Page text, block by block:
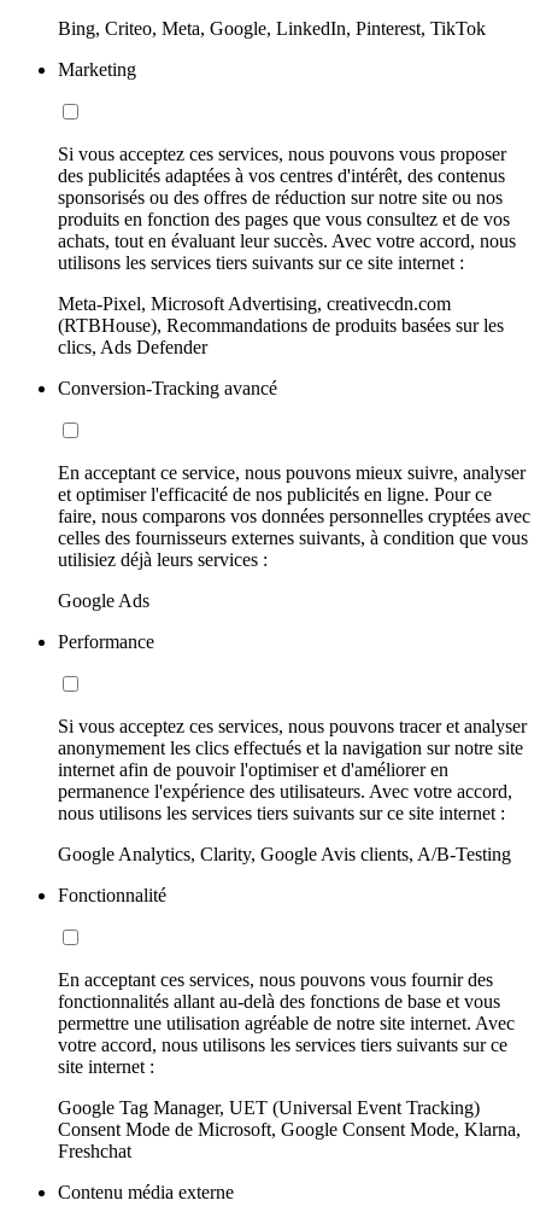
Bing, Criteo, Meta, Google, LinkedIn, Pinterest, TikTok
Marketing
Si vous acceptez ces services, nous pouvons vous proposer
des publicités adaptées à vos centres d'intérêt, des contenus
sponsorisés ou des offres de réduction sur notre site ou nos
produits en fonction des pages que vous consultez et de vos
achats, tout en évaluant leur succès. Avec votre accord, nous
utilisons les services tiers suivants sur ce site internet :
Meta-Pixel, Microsoft Advertising, creativecdn.com
(RTBHouse), Recommandations de produits basées sur les
clics, Ads Defender
Conversion-Tracking avancé
En acceptant ce service, nous pouvons mieux suivre, analyser
et optimiser l'efficacité de nos publicités en ligne. Pour ce
faire, nous comparons vos données personnelles cryptées avec
celles des fournisseurs externes suivants, à condition que vous
utilisiez déjà leurs services :
Google Ads
Performance
Si vous acceptez ces services, nous pouvons tracer et analyser
anonymement les clics effectués et la navigation sur notre site
internet afin de pouvoir l'optimiser et d'améliorer en
permanence l'expérience des utilisateurs. Avec votre accord,
nous utilisons les services tiers suivants sur ce site internet :
Google Analytics, Clarity, Google Avis clients, A/B-Testing
Fonctionnalité
En acceptant ces services, nous pouvons vous fournir des
fonctionnalités allant au-delà des fonctions de base et vous
permettre une utilisation agréable de notre site internet. Avec
votre accord, nous utilisons les services tiers suivants sur ce
site internet :
Google Tag Manager, UET (Universal Event Tracking)
Consent Mode de Microsoft, Google Consent Mode, Klarna,
Freshchat
Contenu média externe